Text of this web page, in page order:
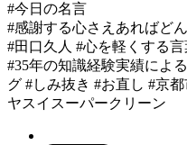
#今日の名言
#感謝する心さえあればど
#田口久人 #心を軽くする言
#35年の知識経験実績によ
グ #しみ抜き #お直し #京
ヤスイスーパークリーン